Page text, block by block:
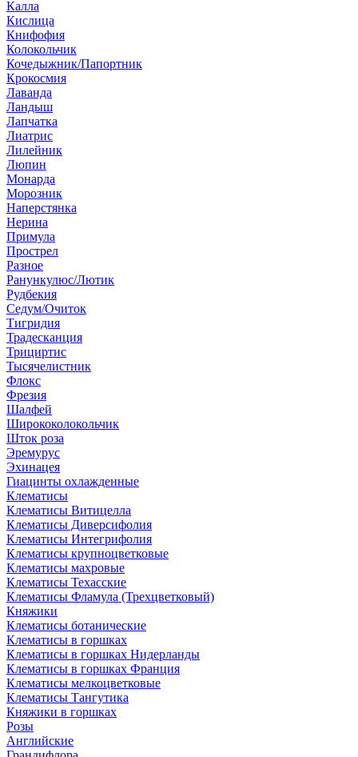
Калла
Кислица
Книфофия
Колокольчик
Кочедыжник/Папортник
Крокосмия
Лаванда
Ландыш
Лапчатка
Лиатрис
Лилейник
Люпин
Монарда
Морозник
Наперстянка
Нерина
Примула
Прострел
Разное
Ранункулюс/Лютик
Рудбекия
Седум/Очиток
Тигридия
Традесканция
Трициртис
Тысячелистник
Флокс
Фрезия
Шалфей
Ширококолокольчик
Шток роза
Эремурус
Эхинацея
Гиацинты охлажденные
Клематисы
Клематисы Витицелла
Клематисы Диверсифолия
Клематисы Интегрифолия
Клематисы крупноцветковые
Клематисы махровые
Клематисы Техасские
Клематисы Фламула (Трехцветковый)
Княжики
Клематисы ботанические
Клематисы в горшках
Клематисы в горшках Нидерланды
Клематисы в горшках Франция
Клематисы мелкоцветковые
Клематисы Тангутика
Княжики в горшках
Розы
Английские